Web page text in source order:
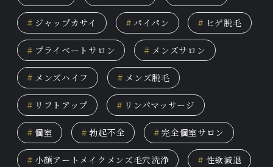
# ジャップカサイ # パイパン # ヒゲ脱毛
# プライベートサロン # メンズサロン
# メンズハイフ # メンズ脱毛
# リフトアップ # リンパマッサージ
# 個室 # 勃起不全 # 完全個室サロン
# 小顔アートメイクメンズ毛穴洗浄 # 性欲減退